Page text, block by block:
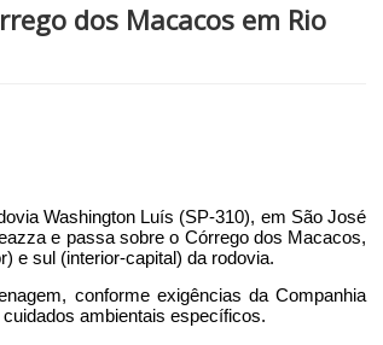
dos Macacos em Rio
Washington Luís (SP-310), em São José
e passa sobre o Córrego dos Macacos,
e sul (interior-capital) da rodovia.
conforme exigências da Companhia
ambientais específicos.